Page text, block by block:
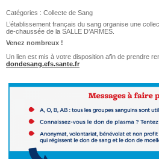
Catégories : Collecte de Sang
L’établissement français du sang organise une
de-chaussée de la SALLE D’ARMES.
Venez nombreux !
Un lien est mis à votre disposition afin de prendre
dondesang.efs.sante.fr